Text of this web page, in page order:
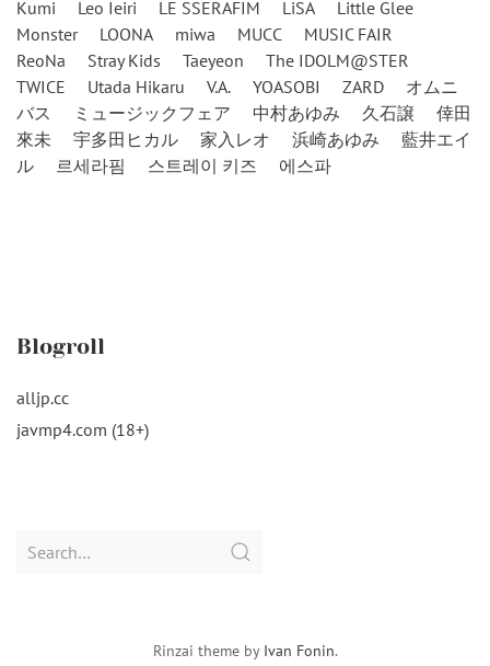
Kumi
Leo Ieiri LE SSERAFIM LiSA
Little Glee
Monster
LOONA miwa MUCC
MUSIC FAIR
ReoNa
Stray Kids Taeyeon
The IDOLM@STER
TWICE
Utada Hikaru V.A. YOASOBI ZARD
オムニ
バス
ミュージックフェア 中村あゆみ 久石譲
倖田
來未
宇多田ヒカル 家入レオ 浜崎あゆみ
藍井エイ
ル
르세라핌 스트레이 키즈 에스파
Blogroll
alljp.cc
javmp4.com (18+)
Search
Rinzai theme by Ivan Fonin.